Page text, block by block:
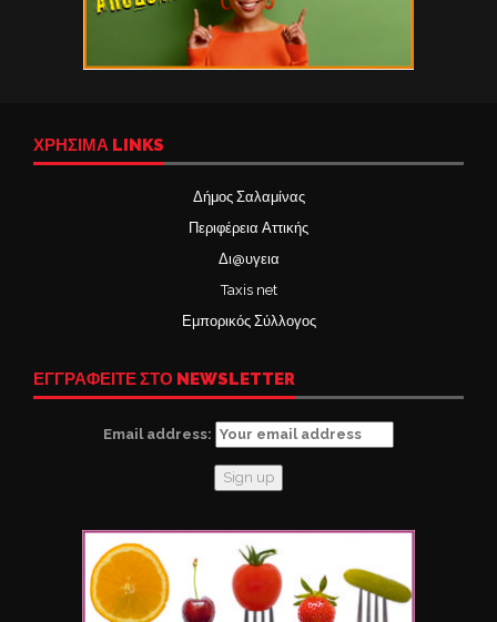
ΧΡΉΣΙΜΑ LINKS
Δήμος Σαλαμίνας
Περιφέρεια Αττικής
Δι@υγεια
Taxis net
Εμπορικός Σύλλογος
ΕΓΓΡΑΦΕΙΤΕ ΣΤΟ NEWSLETTER
Email address: